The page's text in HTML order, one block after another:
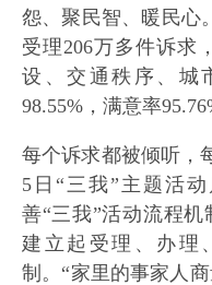
怨、聚民智、暖民心
受理206万多件诉求
设、交通秩序、城
98.55%，满意率
每个诉求都被倾听，
5日“三我”主题活
善“三我”活动流程
建立起受理、办理
制。“家里的事家人